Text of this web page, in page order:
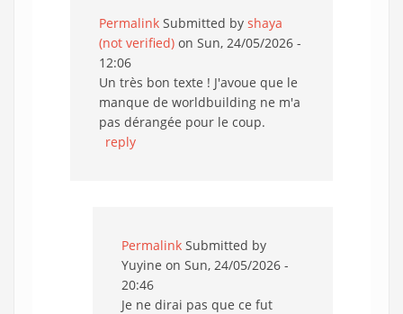
Permalink Submitted by shaya
(not verified) on Sun, 24/05/2026 -
12:06
Un très bon texte ! J'avoue que le
manque de worldbuilding ne m'a
pas dérangée pour le coup.
reply
Permalink Submitted by
Yuyine on Sun, 24/05/2026 -
20:46
Je ne dirai pas que ce fut